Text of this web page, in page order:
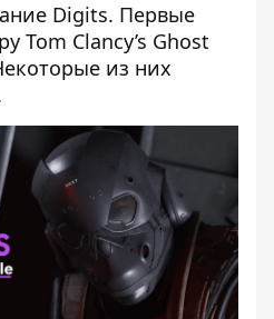
Digits. Первые
Tom Clancy’s Ghost
из них